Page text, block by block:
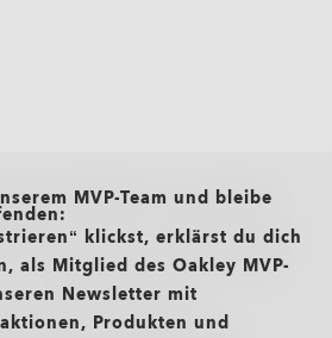
MVP-Team und bleibe
klickst, erklärst du dich
als Mitglied des Oakley MVP-
Newsletter mit
Produkten und